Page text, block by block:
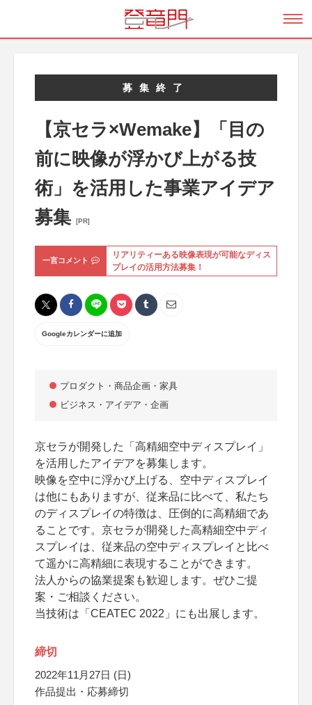
募集終了
【京セラ×Wemake】「目の
前に映像が浮かび上がる技
術」を活用した事業アイデア
募集
[PR]
一言コメント
リアリティーある映像表現が可能なディス
プレイの活用方法募集！
Googleカレンダーに追加
プロダクト・商品企画・家具
ビジネス・アイデア・企画
京セラが開発した「高精細空中ディスプレイ」
を活用したアイデアを募集します。
映像を空中に浮かび上げる、空中ディスプレイ
は他にもありますが、従来品に比べて、私たち
のディスプレイの特徴は、圧倒的に高精細であ
ることです。京セラが開発した高精細空中ディ
スプレイは、従来品の空中ディスプレイと比べ
て遥かに高精細に表現することができます。
法人からの協業提案も歓迎します。ぜひご提
案・ご相談ください。
当技術は「CEATEC 2022」にも出展します。
締切
2022年11月27日 (日)
作品提出・応募締切